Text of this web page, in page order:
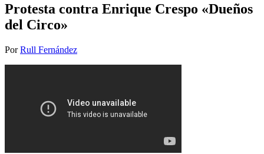
Protesta contra Enrique Crespo «Dueños
del Circo»
PorRull Fernández